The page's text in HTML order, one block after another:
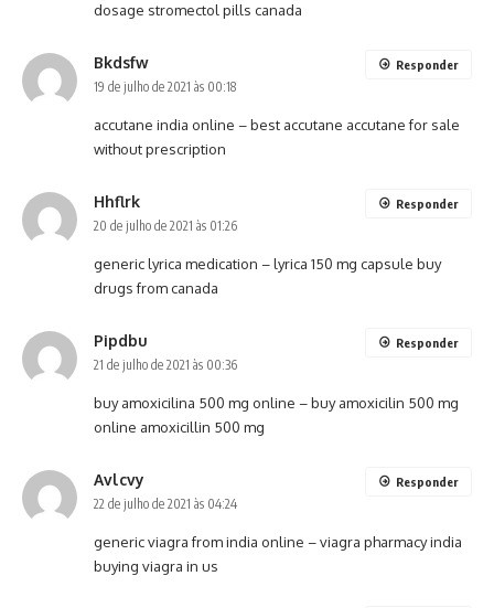
dosage stromectol pills canada
Bkdsfw
19 de julho de 2021 às 00:18
accutane india online –best accutane accutane for sale
without prescription
Responder
Hhflrk
20 de julho de 2021 às 01:26
generic lyrica medication –lyrica 150 mg capsule buy
drugs from canada
Responder
Pipdbu
21 de julho de 2021 às 00:36
buy amoxicilina 500 mg online –buy amoxicilin 500 mg
online amoxicillin 500 mg
Responder
Avlcvy
22 de julho de 2021 às 04:24
generic viagra from india online –viagra pharmacy india
buying viagra in us
Responder